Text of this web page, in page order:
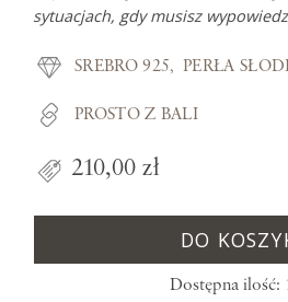
sytuacjach, gdy musisz
SREBRO 925 PERŁA
PROSTO Z BALI
210,00 zł
DO
Dostępna ilość: